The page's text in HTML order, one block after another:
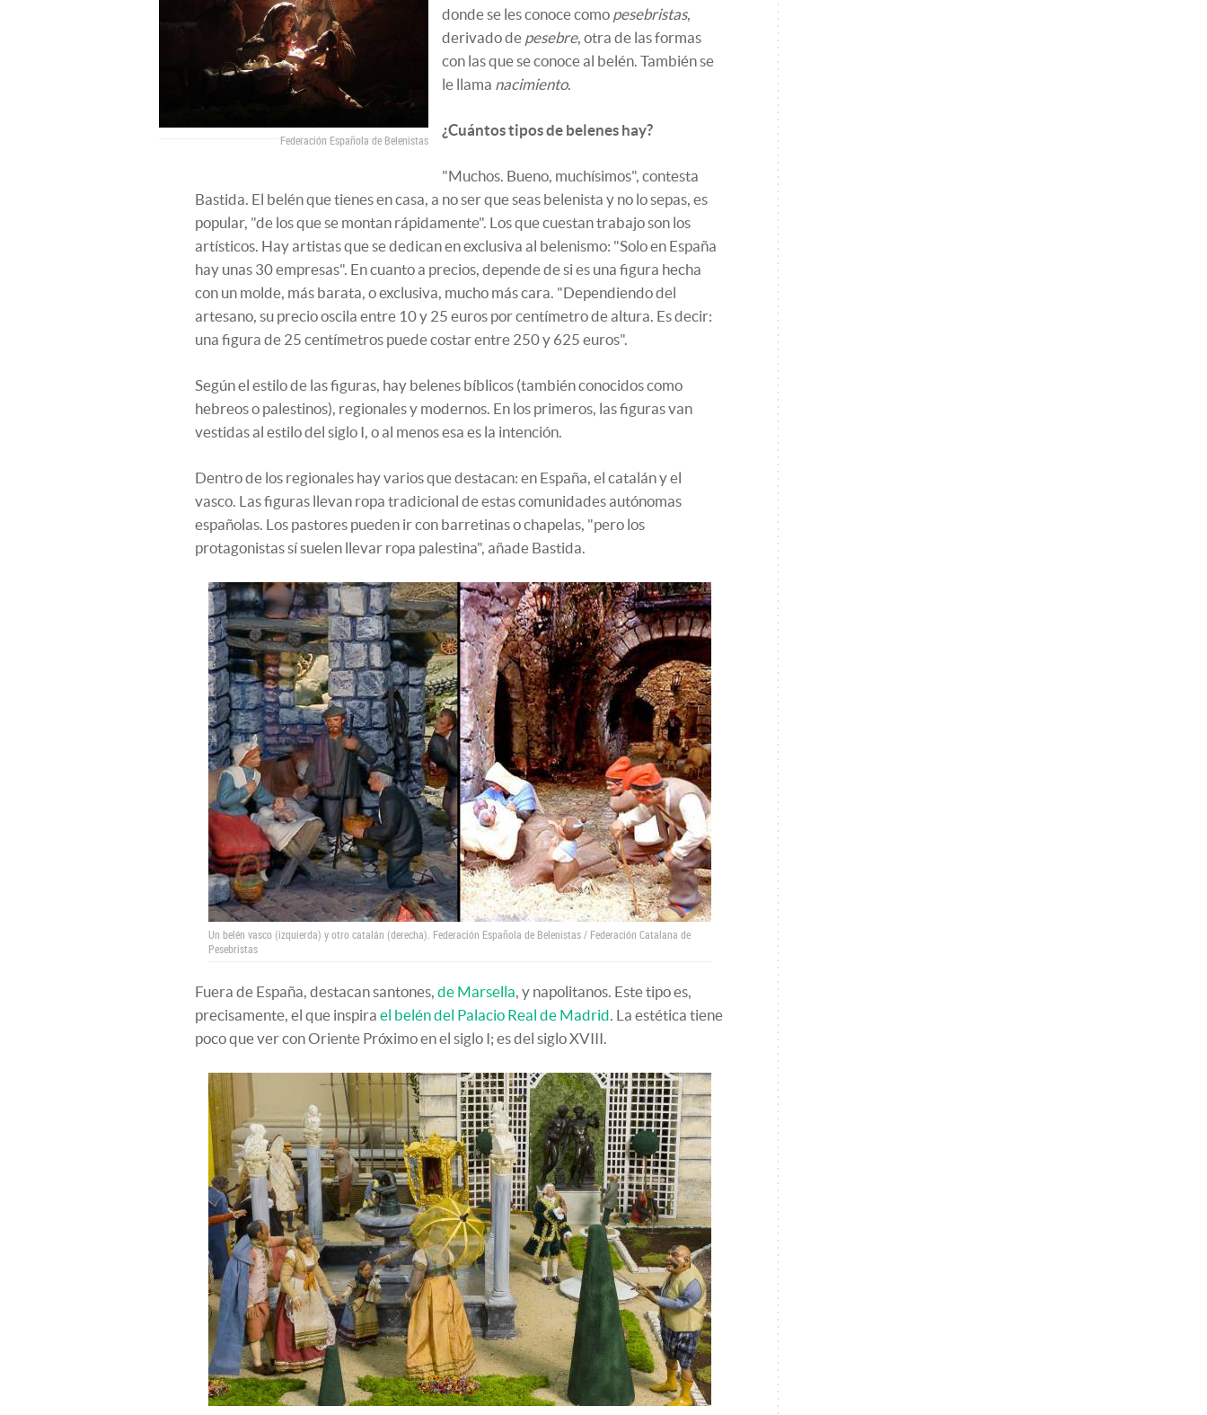
Federación Española de Belenistas
donde se les conoce como pesebristas,
derivado de pesebre, otra de las formas
con las que se conoce al belén. También se
le llama nacimiento.
¿Cuántos tipos de belenes hay?
"Muchos. Bueno, muchísimos", contesta
Bastida. El belén que tienes en casa, a no ser que seas belenista y no lo sepas, es
popular, "de los que se montan rápidamente". Los que cuestan trabajo son los
artísticos. Hay artistas que se dedican en exclusiva al belenismo: "Solo en España
hay unas 30 empresas". En cuanto a precios, depende de si es una figura hecha
con un molde, más barata, o exclusiva, mucho más cara. "Dependiendo del
artesano, su precio oscila entre 10 y 25 euros por centímetro de altura. Es decir:
una figura de 25 centímetros puede costar entre 250 y 625 euros".
Según el estilo de las figuras, hay belenes bíblicos (también conocidos como
hebreos o palestinos), regionales y modernos. En los primeros, las figuras van
vestidas al estilo del siglo I, o al menos esa es la intención.
Dentro de los regionales hay varios que destacan: en España, el catalán y el
vasco. Las figuras llevan ropa tradicional de estas comunidades autónomas
españolas. Los pastores pueden ir con barretinas o chapelas, "pero los
protagonistas sí suelen llevar ropa palestina", añade Bastida.
Un belén vasco (izquierda) y otro catalán (derecha). Federación Española de Belenistas / Federación Catalana de
Pesebristas
Fuera de España, destacan santones, de Marsella, y napolitanos. Este tipo es,
precisamente, el que inspira el belén del Palacio Real de Madrid. La estética tiene
poco que ver con Oriente Próximo en el siglo I; es del siglo XVIII.